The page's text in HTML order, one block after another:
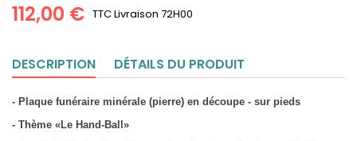
112,00 € TTCLivraison 72H00
DESCRIPTION DÉTAILS DU PRODUIT
- Plaque funéraire minérale (pierre) en découpe - sur pieds
- Thème «Le Hand-Ball»